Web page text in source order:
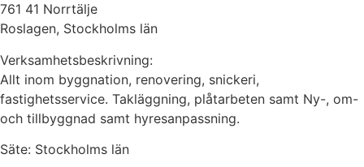
761 41 Norrtälje
Roslagen, Stockholms län
Verksamhetsbeskrivning:
Allt inom byggnation, renovering, snickeri,
fastighetsservice. Takläggning, plåtarbeten samt Ny-, om-
och tillbyggnad samt hyresanpassning.
Säte: Stockholms län